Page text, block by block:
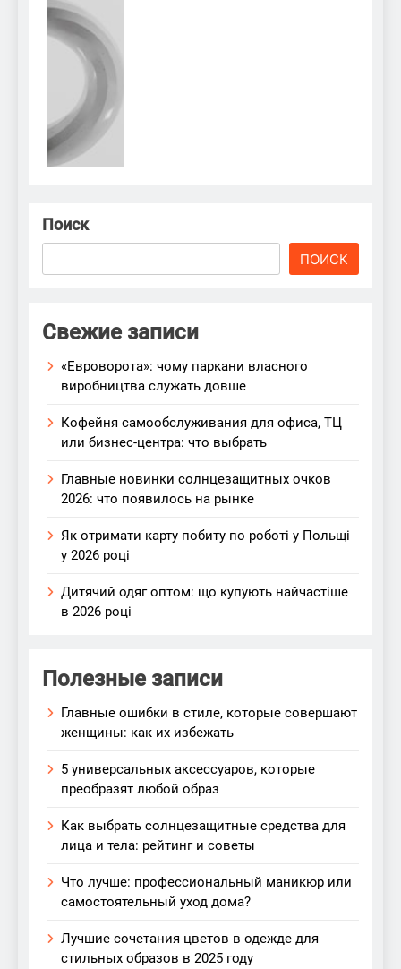
Поиск
ПОИСК
Свежие записи
«Евроворота»: чому паркани власного
виробництва служать довше
Кофейня самообслуживания для офиса, ТЦ
или бизнес-центра: что выбрать
Главные новинки солнцезащитных очков
2026: что появилось на рынке
Як отримати карту побиту по роботі у Польщі
у 2026 році
Дитячий одяг оптом: що купують найчастіше
в 2026 році
Полезные записи
Главные ошибки в стиле, которые совершают
женщины: как их избежать
5 универсальных аксессуаров, которые
преобразят любой образ
Как выбрать солнцезащитные средства для
лица и тела: рейтинг и советы
Что лучше: профессиональный маникюр или
самостоятельный уход дома?
Лучшие сочетания цветов в одежде для
стильных образов в 2025 году